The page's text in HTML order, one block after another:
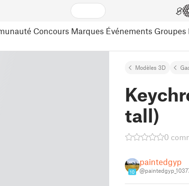
Concours Marques Événements Groupes
Modèles 3D
tall)
0
10
paintedgyp